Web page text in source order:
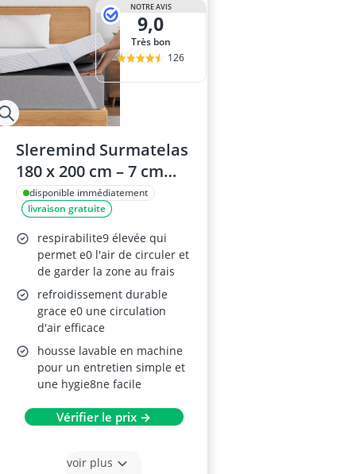
NOTRE AVIS
9,0
Très bon
126
Sleremind Surmatelas
180 x 200 cm – 7 cm
d’épaisseur, mousse à
mémoire de forme en
gel, soutien
confortable, respirant
et lavable
disponible immédiatement
livraison gratuite
respirabilite9 élevée qui
permet e0 l'air de circuler et
de garder la zone au frais
refroidissement durable
grace e0 une circulation
d'air efficace
housse lavable en machine
pour un entretien simple et
une hygie8ne facile
Vérifier le prix →
voir plus